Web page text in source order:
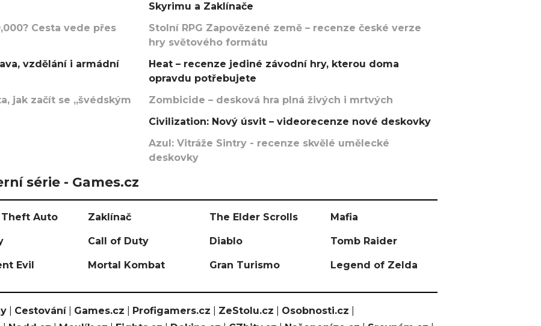
Cesta vede přes
vzdělání i armádní
jak začít se „švédským
Skyrimu a Zaklínače
Stolní RPG Zapovězené země – recenze české verze
hry světového formátu
Heat – recenze jediné závodní hry, kterou doma
opravdu potřebujete
Zombicide – desková hra plná živých i mrtvých
Civilization: Nový úsvit – videorecenze nové deskovky
Azul: Vitráže Sintry - recenze skvělé umělecké
deskovky
série - Games.cz
Theft Auto Zaklínač The Elder Scrolls Mafia
Call of Duty Diablo Tomb Raider
Evil Mortal Kombat Gran Turismo Legend of Zelda
Cestování| Games.cz Profigamers.cz ZeStolu.cz Osobnosti.cz